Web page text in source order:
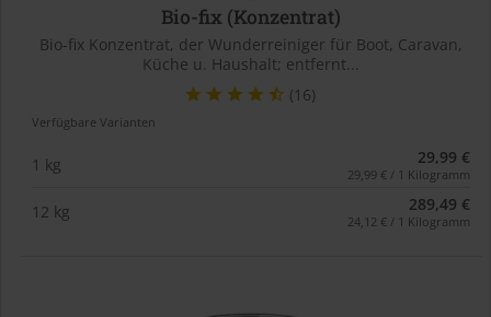
Bio-fix (Konzentrat)
Bio-fix Konzentrat, der Wunderreiniger für Boot, Caravan,
Küche u. Haushalt; entfernt...
(16)
Verfügbare Varianten
1 kg 29,99 €
29,99 € / 1 Kilogramm
12 kg 289,49 €
24,12 € / 1 Kilogramm